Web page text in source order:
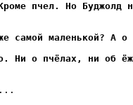
пчел. Но Буджолд
самой маленькой? А о
Ни о пчёлах, ни об